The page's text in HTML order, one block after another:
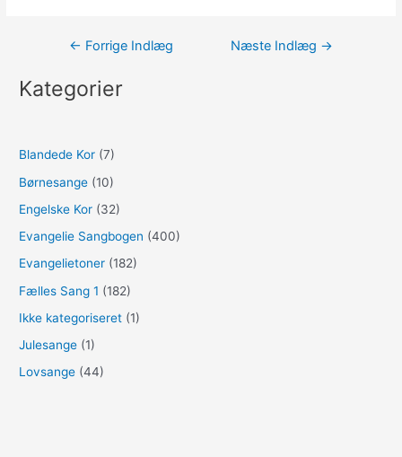
Indlægsnavigation
← Forrige Indlæg Næste Indlæg →
Kategorier
Blandede Kor (7)
Børnesange (10)
Engelske Kor (32)
Evangelie Sangbogen (400)
Evangelietoner (182)
Fælles Sang 1 (182)
Ikke kategoriseret (1)
Julesange (1)
Lovsange (44)